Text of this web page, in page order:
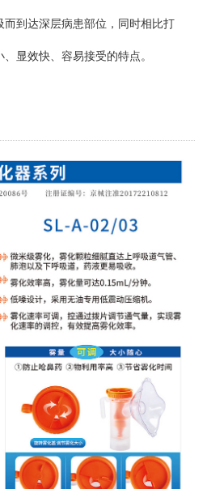
而到达深层病患部位，同时相比打
显效快、容易接受的特点。